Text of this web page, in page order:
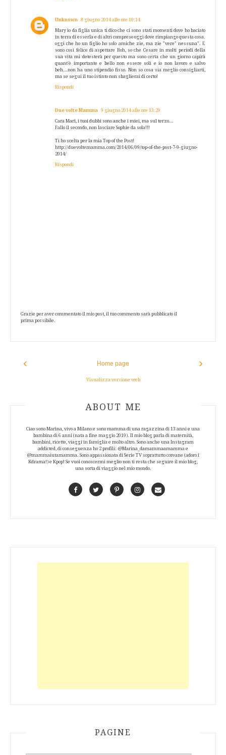
Unknown 8 giugno 2014 alle ore 10:14
Mary io da figlia unica ti dico che ci sono stati momenti dove ho baciato
in terra di esserla e di altri compreso oggi dove rimpiango questa cosa.
oggi che ho un figlio ho solo amiche zie, ma zie "vere" nessuna". E
sono così felice di aspettare Boh, so che Cesare in molti periodi della
sua vita mi detesterà per questo ma sono certa che un giorno capirà
quant'è importante e bello non essere soli e io non lavoro e salvo
beh...non ha uno stipendio fisso. Non so cosa sia meglio consigliarti,
ma se segui il tuo istinto non sbaglierai di certo!
Rispondi
Due volte Mamma 9 giugno 2014 alle ore 13:29
Cara Mari, i tuoi dubbi sono anche i miei, ma sul terzo...
Fallo il secondo, non lasciare Sophie da sola!!!
Ti ho scelta per la mia Top of the Post!
http://duevoltemamma.com/2014/06/09/top-of-the-post-7-9-giugno-
2014/
Rispondi
Grazie per aver commentato il mio post, il tuo commento sarà pubblicato il
prima possibile.
‹ ›
Home page
Visualizza versione web
ABOUT AUTHOR
ABOUT ME
Ciao sono Marina, vivo a Milano e sono mamma di una ragazzina di 13 anni e una
bambina di 6 anni (nata a fine maggio 2019). Il mio blog parla di maternità,
bambini, ricette, viaggi in famiglia e molto altro. Sono anche una Instagram
addicted, di conseguenza ho 2 profili: @Marina_damammaamamma e
@mammaiutamamma. Sono appassionata di Serie TV soprattutto coreane (adoro i
Kdrama!) e Kpop! Se vuoi conoscermi meglio non ti resta che seguire il mio blog,
una sorta di viaggio nel mio mondo.
FacebookTwitterPinterestInstagramContact
PAGINE